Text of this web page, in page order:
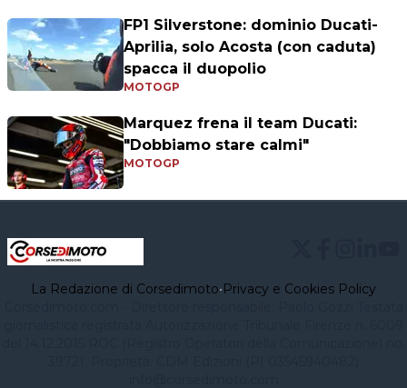
FP1 Silverstone: dominio Ducati-
Aprilia, solo Acosta (con caduta)
spacca il duopolio
MOTOGP
Marquez frena il team Ducati:
"Dobbiamo stare calmi"
MOTOGP
La Redazione di Corsedimoto•Privacy e Cookies Policy